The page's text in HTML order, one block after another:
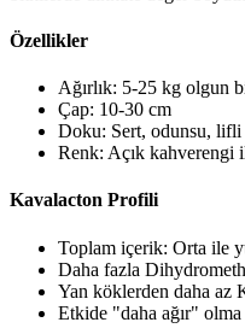
Özellikler
Ağırlık: 5-25 kg olgun
Çap: 10-30 cm
Doku: Sert, odunsu, lifli
Renk: Açık kahverengi
Kavalacton Profili
Toplam içerik: Orta ile
Daha fazla
Yan köklerden daha az
Etkide "daha ağır"